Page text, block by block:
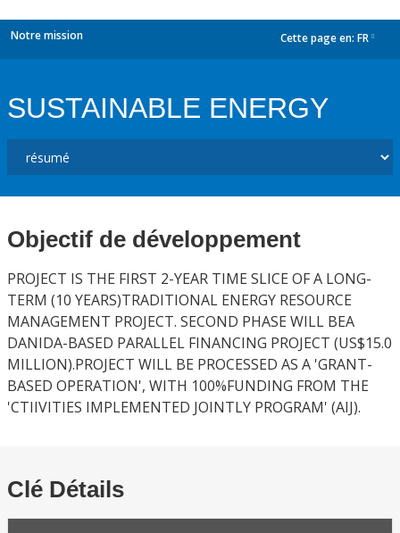
Notre mission Cette page en: FR
SUSTAINABLE ENERGY
Objectif de développement
PROJECT IS THE FIRST 2-YEAR TIME SLICE OF A LONG-
TERM (10 YEARS)TRADITIONAL ENERGY RESOURCE
MANAGEMENT PROJECT. SECOND PHASE WILL BEA
DANIDA-BASED PARALLEL FINANCING PROJECT (US$15.0
MILLION).PROJECT WILL BE PROCESSED AS A 'GRANT-
BASED OPERATION', WITH 100%FUNDING FROM THE
'CTIIVITIES IMPLEMENTED JOINTLY PROGRAM' (AIJ).
Clé Détails